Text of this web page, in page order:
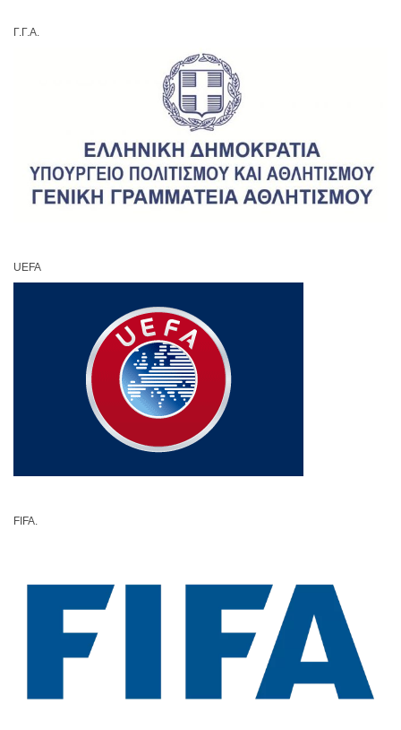
Γ.Γ.Α.
UEFA
FIFA.